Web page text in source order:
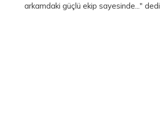
arkamdaki güçlü ekip sayesinde..." dedi.